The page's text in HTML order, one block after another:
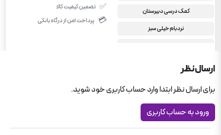
کمک درسی دبیرستان
نردبام خیلی سبز
کمک درسی رشته تجربی
✅ تضمین کیفیت کالا
💳 پرداخت امن از درگاه بانکی
ارسال نظر
برای ارسال نظر ابتدا وارد حساب کاربری خود شوید.
ورود به حساب کاربری